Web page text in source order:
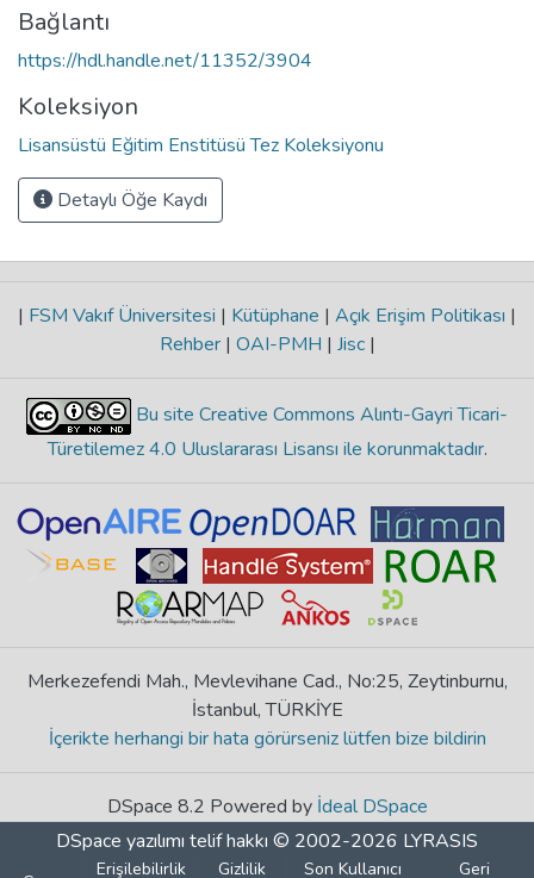
Bağlantı
https://hdl.handle.net/11352/3904
Koleksiyon
Lisansüstü Eğitim Enstitüsü Tez Koleksiyonu
Detaylı Öğe Kaydı
| FSM Vakıf Üniversitesi | Kütüphane | Açık Erişim Politikası |
Rehber | OAI-PMH | Jisc |
Bu site Creative Commons Alıntı-Gayri Ticari-
Türetilemez 4.0 Uluslararası Lisansı ile korunmaktadır.
Merkezefendi Mah., Mevlevihane Cad., No:25, Zeytinburnu,
İstanbul, TÜRKİYE
İçerikte herhangi bir hata görürseniz lütfen bize bildirin
DSpace 8.2 Powered by İdeal DSpace
DSpace yazılımı telif hakkı © 2002-2026 LYRASIS
Erişilebilirlik Gizlilik Son Kullanıcı Geri